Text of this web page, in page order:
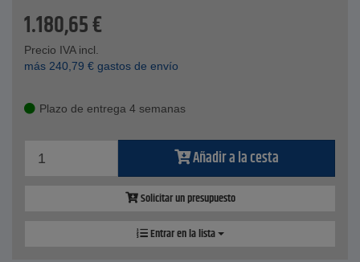
1.180,65€
Precio IVA incl.
más 240,79 € gastos de envío
Plazo de entrega 4 semanas
Añadir a la cesta
Solicitar un presupuesto
Entrar en la lista